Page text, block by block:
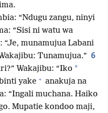
“Ndugu zangu, ninyi
“Sisi ni watu wa
“Je, munamujua Labani
Tunamujua.” 6
Wakajibu: “Iko *
yake + anakuja na
“Ingali muchana. Haiko
Mupatie kondoo maji,